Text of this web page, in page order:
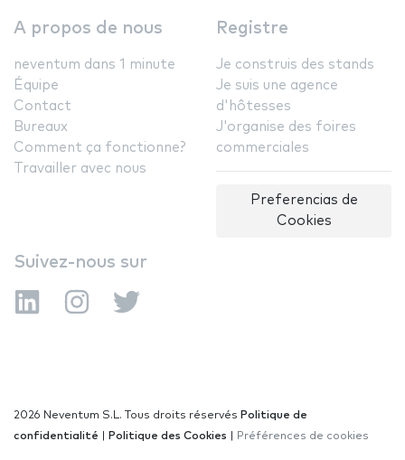
A propos de nous
neventum dans 1 minute
Équipe
Contact
Bureaux
Comment ça fonctionne?
Travailler avec nous
Registre
Je construis des stands
Je suis une agence
d'hôtesses
J'organise des foires
commerciales
Preferencias de
Cookies
Suivez-nous sur
2026 Neventum S.L. Tous droits réservés Politique de
confidentialité
Politique des Cookies Préférences de cookies